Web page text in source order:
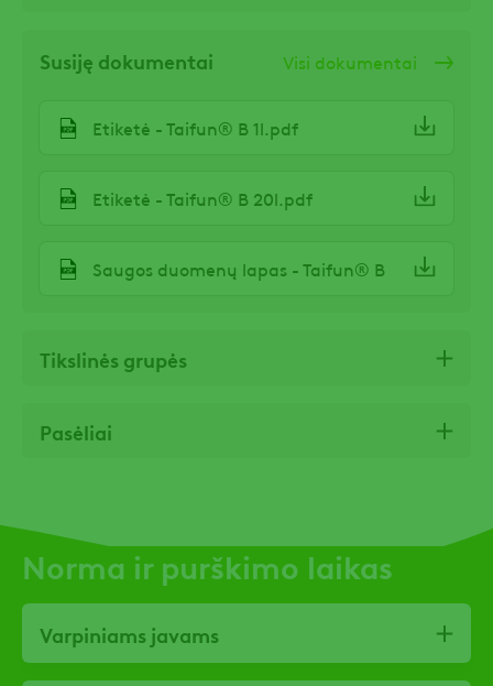
Susiję dokumentai Visi dokumentai
Etiketė - Taifun® B 1l.pdf
Etiketė - Taifun® B 20l.pdf
Saugos duomenų lapas - Taifun® B
Tikslinės grupės
Pasėliai
Norma ir purškimo laikas
Varpiniams javams